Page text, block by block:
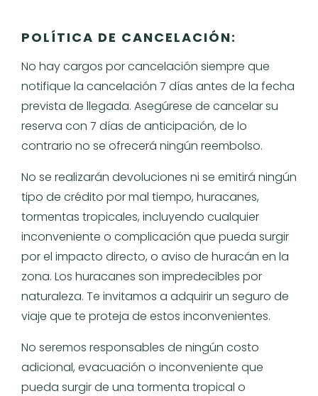
POLÍTICA DE CANCELACIÓN:
No hay cargos por cancelación siempre que
notifique la cancelación 7 días antes de la fecha
prevista de llegada. Asegúrese de cancelar su
reserva con 7 días de anticipación, de lo
contrario no se ofrecerá ningún reembolso.
No se realizarán devoluciones ni se emitirá ningún
tipo de crédito por mal tiempo, huracanes,
tormentas tropicales, incluyendo cualquier
inconveniente o complicación que pueda surgir
por el impacto directo, o aviso de huracán en la
zona. Los huracanes son impredecibles por
naturaleza. Te invitamos a adquirir un seguro de
viaje que te proteja de estos inconvenientes.
No seremos responsables de ningún costo
adicional, evacuación o inconveniente que
pueda surgir de una tormenta tropical o